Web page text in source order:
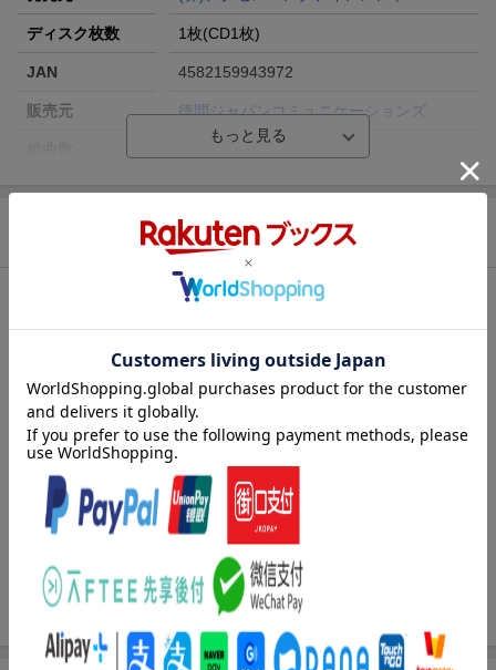
ディスク枚数 1枚(CD1枚)
JAN 4582159943972
販売元 徳間ジャパンコミュニケーションズ
収録時間 19分17秒
YZXE-1305
IPPON MICHI/HANABI
『一本道/華火』／CD
アーティスト：森真琴
曲目タイトル：
1.一本道
2.華火[4:53]
3.一本道 (オリジナル・カラオケ)[4:46]
4.華火 (オリジナル・カラオケ)[4:50]